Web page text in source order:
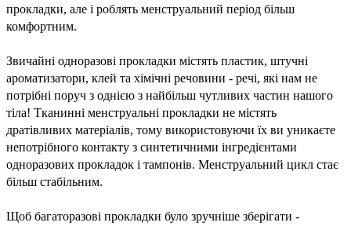
прокладки, але і роблять менструальний період більш
комфортним.
Звичайні одноразові прокладки містять пластик, штучні
ароматизатори, клей та хімічні речовини - речі, які нам не
потрібні поруч з однією з найбільш чутливих частин нашого
тіла! Тканинні менструальні прокладки не містять
дратівливих матеріалів, тому використовуючи їх ви уникаєте
непотрібного контакту з синтетичними інгредієнтами
одноразових прокладок і тампонів. Менструальний цикл стає
більш стабільним.
Щоб багаторазові прокладки було зручніше зберігати -